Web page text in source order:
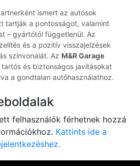
ismert az autósok
tartják a pontosságot, valamint
– gyártótól függetlenül. Az
és a pozitív visszajelzések
színvonalát. Az M&R Garage
és biztonságos javításokat
a gondtalan autóhasználathoz.
felhasználók férhetnek hozzá
Kattints ide a